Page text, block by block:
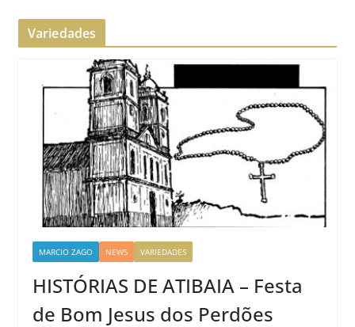
Variedades
MARCIO ZAGO NEWS VARIEDADES
HISTÓRIAS DE ATIBAIA – Festa
de Bom Jesus dos Perdões